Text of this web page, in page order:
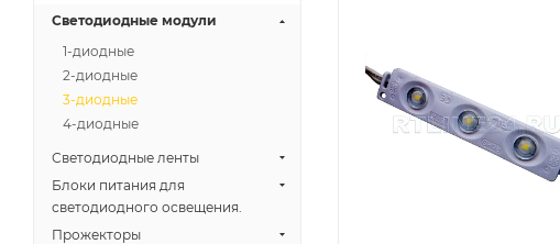
Светодиодные модули
1-диодные
2-диодные
3-диодные
4-диодные
Светодиодные ленты
Блоки питания для
светодиодного освещения.
Прожекторы